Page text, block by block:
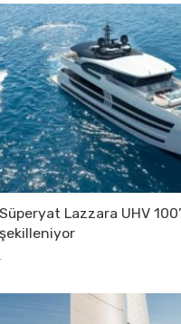
Lazzara UHV